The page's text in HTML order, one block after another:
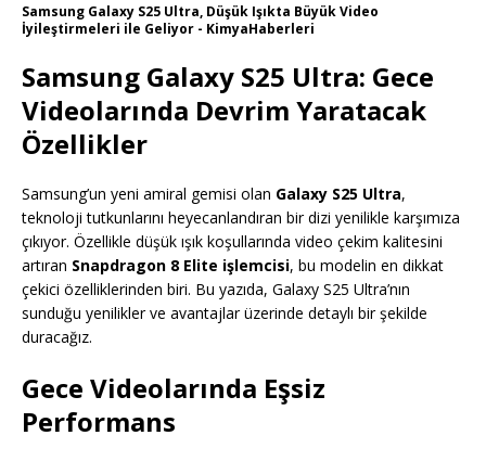
Samsung Galaxy S25 Ultra, Düşük Işıkta Büyük Video
İyileştirmeleri ile Geliyor - KimyaHaberleri
Samsung Galaxy S25 Ultra: Gece
Videolarında Devrim Yaratacak
Özellikler
Samsung’un yeni amiral gemisi olan Galaxy S25 Ultra,
teknoloji tutkunlarını heyecanlandıran bir dizi yenilikle karşımıza
çıkıyor. Özellikle düşük ışık koşullarında video çekim kalitesini
artıran Snapdragon 8 Elite işlemcisi, bu modelin en dikkat
çekici özelliklerinden biri. Bu yazıda, Galaxy S25 Ultra’nın
sunduğu yenilikler ve avantajlar üzerinde detaylı bir şekilde
duracağız.
Gece Videolarında Eşsiz
Performans